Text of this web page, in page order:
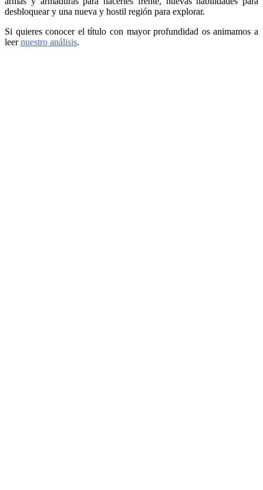
desbloquear y una nueva y hostil región para explorar.
Si quieres conocer el título con mayor profundidad os animamos a
leernuestro análisis.